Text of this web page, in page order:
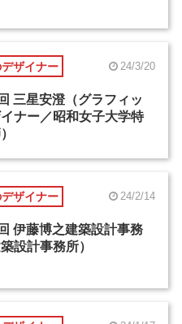
ザイナー 24/3/20
三星安澄（グラフィッ
ナー／昭和女子大学特
ザイナー 24/2/14
伊藤博之建築設計事務
設計事務所）